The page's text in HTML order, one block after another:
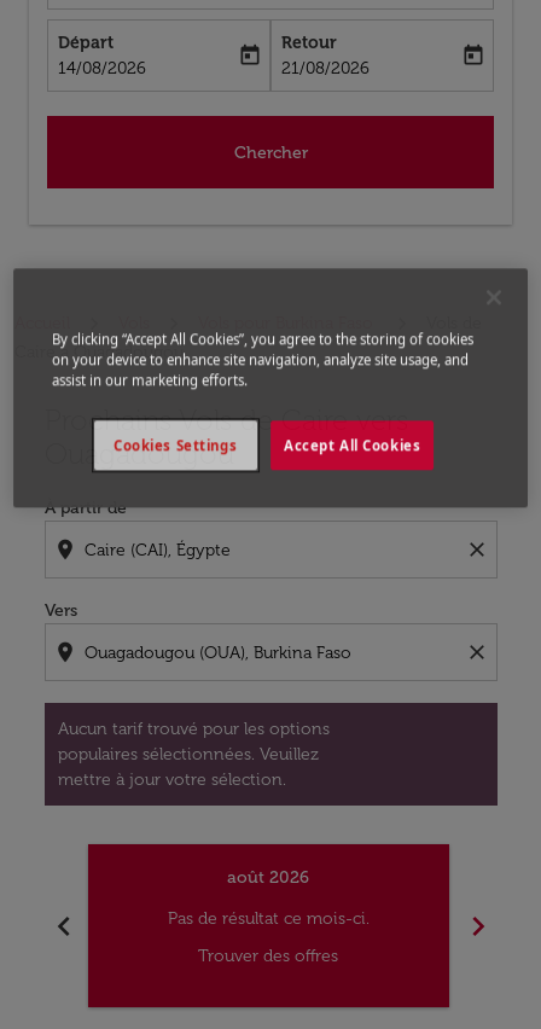
Départ
fc-booking-departure-date-aria-label
14/08/2026
today
Retour
fc-booking-return-date-aria-label
21/08/2026
today
Chercher
Caire a Ouagadougou
Prochains Vols de Caire vers
Ouagadougou
À partir de
location_on close
Vers
location_on close
Aucun tarif trouvé pour les options
populaires sélectionnées. Veuillez
mettre à jour votre sélection.
Aucun tarif trouvé pour les options populaires
chevron_left
août 2026
Pas de résultat ce mois-ci.
Trouver des offres
chevron_right
By clicking “Accept All Cookies”, you agree to the storing of cookies
on your device to enhance site navigation, analyze site usage, and
assist in our marketing efforts.
Accept All Cookies
Cookies Settings